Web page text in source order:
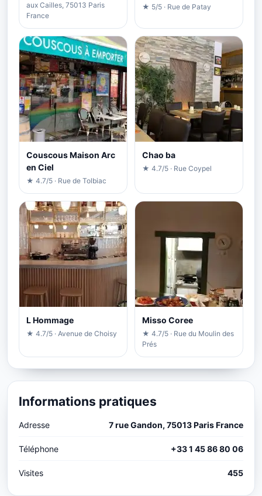
aux Cailles, 75013 Paris
France
★ 5/5 · Rue de Patay
Couscous Maison Arc
en Ciel
★ 4.7/5 · Rue de Tolbiac
Chao ba
★ 4.7/5 · Rue Coypel
L Hommage
★ 4.7/5 · Avenue de Choisy
Misso Coree
★ 4.7/5 · Rue du Moulin des
Prés
Informations pratiques
Adresse 7 rue Gandon, 75013 Paris France
Téléphone +33 1 45 86 80 06
Visites 455